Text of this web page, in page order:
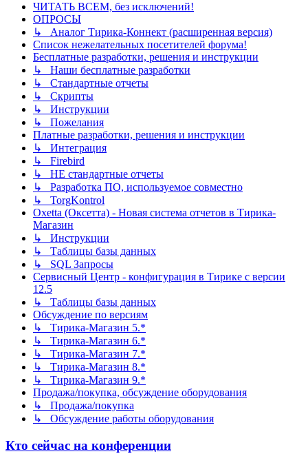
ЧИТАТЬ ВСЕМ, без исключений!
ОПРОСЫ
↳ Аналог Тирика-Коннект (расширенная версия)
Список нежелательных посетителей форума!
Бесплатные разработки, решения и инструкции
↳ Наши бесплатные разработки
↳ Стандартные отчеты
↳ Скрипты
↳ Инструкции
↳ Пожелания
Платные разработки, решения и инструкции
↳ Интеграция
↳ Firebird
↳ НЕ стандартные отчеты
↳ Разработка ПО, используемое совместно
↳ TorgKontrol
Oxetta (Оксетта) - Новая система отчетов в Тирика-
Магазин
↳ Инструкции
↳ Таблицы базы данных
↳ SQL Запросы
Сервисный Центр - конфигурация в Тирике с версии
12.5
↳ Таблицы базы данных
Обсуждение по версиям
↳ Тирика-Магазин 5.*
↳ Тирика-Магазин 6.*
↳ Тирика-Магазин 7.*
↳ Тирика-Магазин 8.*
↳ Тирика-Магазин 9.*
Продажа/покупка, обсуждение оборудования
↳ Продажа/покупка
↳ Обсуждение работы оборудования
Кто сейчас на конференции